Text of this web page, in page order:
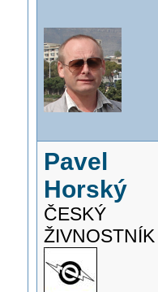
Pavel
Horský
ČESKÝ
ŽIVNOSTNÍK